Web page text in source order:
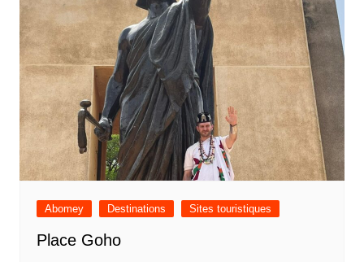
Abomey Destinations Sites touristiques
Place Goho